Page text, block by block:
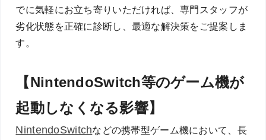
でに気軽にお立ち寄りいただければ、専門スタッフが
劣化状態を正確に診断し、最適な解決策をご提案しま
す。
【NintendoSwitch等のゲーム機が
起動しなくなる影響】
NintendoSwitchなどの携帯型ゲーム機において、長